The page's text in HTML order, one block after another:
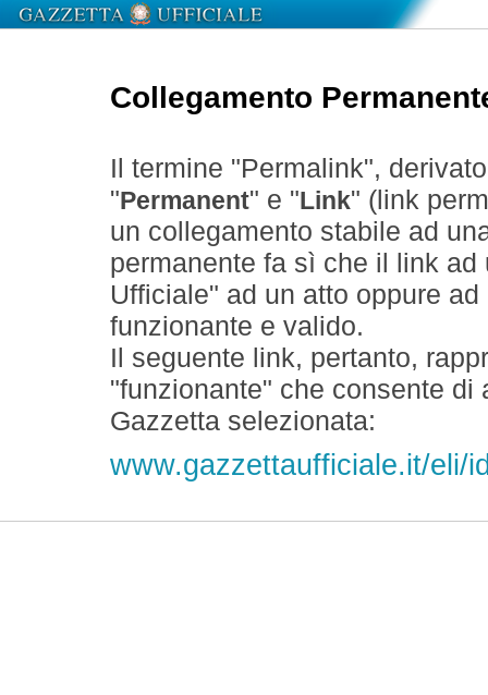
Collegamento
Il termine "Permalink",
" Permanent" e " Link" (link
un collegamento stabile ad
permanente fa sì che il link
Ufficiale" ad un atto oppure
funzionante e valido.
Il seguente link, pertanto,
"funzionante" che consente
Gazzetta selezionata:
www.gazzettaufficiale.it/eli/